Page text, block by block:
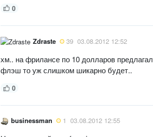
0
Zdraste 39 03.08.2012 12:52
хм.. на фрилансе по 10 долларов
флэш то уж слишком шикарно будет..
0
businessman 1 03.08.2012 12:55